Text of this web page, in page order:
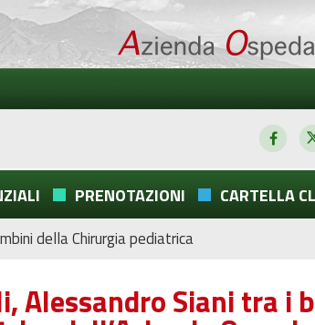
PRENOTAZIONI CARTELLA
della Chirurgia pediatrica
Alessandro Siani tra i